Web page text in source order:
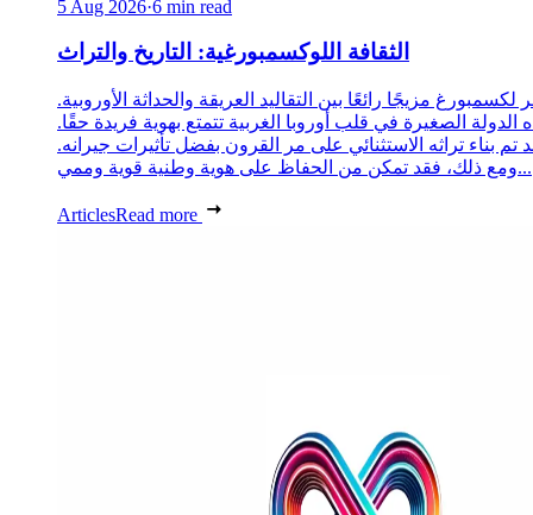
5 Aug 2026·6 min read
الثقافة اللوكسمبورغية: التاريخ والتراث
لكسمبورغ مزيجًا رائعًا بين التقاليد العريقة والحداثة الأوروبية.
الدولة الصغيرة في قلب أوروبا الغربية تتمتع بهوية فريدة حقًا.
تم بناء تراثه الاستثنائي على مر القرون بفضل تأثيرات جيرانه.
ومع ذلك، فقد تمكن من الحفاظ على هوية وطنية قوية وممي...
ArticlesRead more